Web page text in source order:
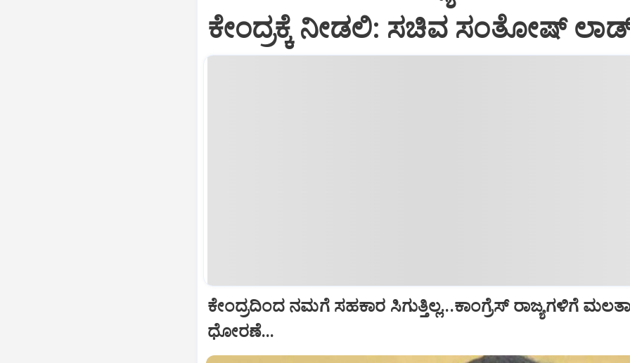
ಕೇಂದ್ರಕ್ಕೆ ನೀಡಲಿ‌: ಸಚಿವ ಸಂತೋಷ್
ಕೇಂದ್ರದಿಂದ ನಮಗೆ ಸಹಕಾರ ಸಿಗುತ್ತಿಲ್ಲ...ಕಾಂಗ್ರೆಸ್ ರಾಜ್ಯಗಳಿಗೆ
ಧೋರಣೆ...